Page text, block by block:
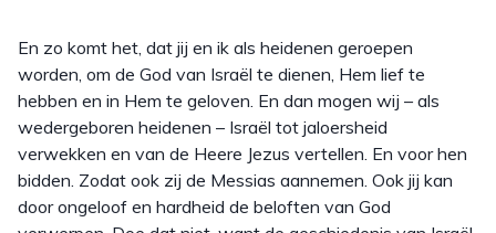
En zo komt het, dat jij en ik als heidenen geroepen
worden, om de God van Israël te dienen, Hem lief te
hebben en in Hem te geloven. En dan mogen wij – als
wedergeboren heidenen – Israël tot jaloersheid
verwekken en van de Heere Jezus vertellen. En voor hen
bidden. Zodat ook zij de Messias aannemen. Ook jij kan
door ongeloof en hardheid de beloften van God